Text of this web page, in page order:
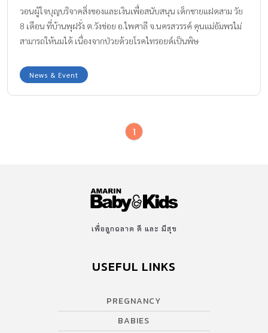
วอนผู้ใจบุญบริจาคสิ่งของและเงินเพื่อสนับสนุน เด็กชายแฝดสาม วัย
8 เดือน ที่บ้านพุฝรั่ง ต.วังข่อย อ.ไพศาลี จ.นครสวรรค์ คุนแม่อัมพรไม่
สามารถให้นมได้ เนื่องจากป่วยด้วยโรคไทรอยด์เป็นพิษ
News & Event
1
เพื่อลูกฉลาด ดี และ มีสุข
USEFUL LINKS
PREGNANCY
BABIES